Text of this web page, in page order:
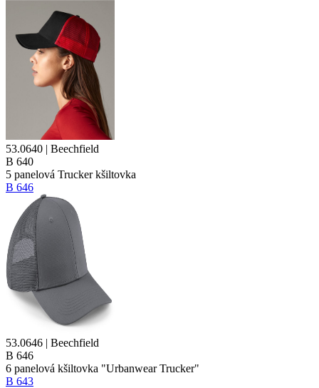
53.0640 | Beechfield
B 640
5 panelová Trucker kšiltovka
B 646
53.0646 | Beechfield
B 646
6 panelová kšiltovka "Urbanwear Trucker"
B 643